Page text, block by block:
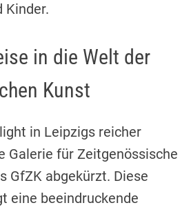
Kinder.
in die Welt der
Kunst
in Leipzigs reicher
Galerie für Zeitgenössische
GfZK abgekürzt. Diese
eine beeindruckende